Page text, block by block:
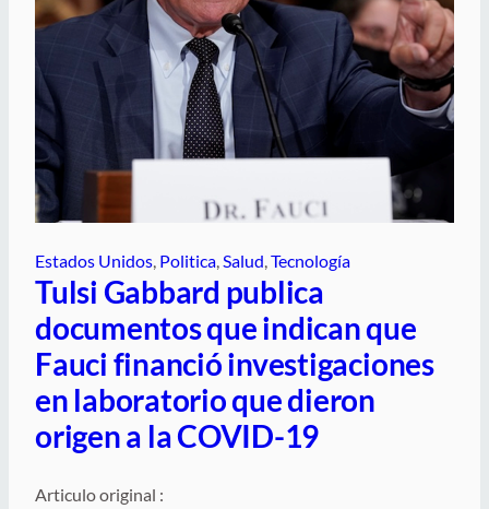
Estados Unidos, Politica, Salud, Tecnología
Tulsi Gabbard publica
documentos que indican que
Fauci financió investigaciones
en laboratorio que dieron
origen a la COVID-19
Articulo original :